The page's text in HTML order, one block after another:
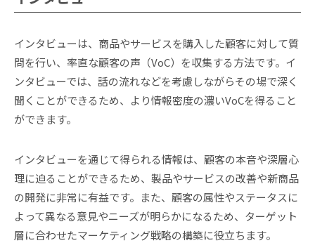
インタビューは、商品やサービスを購入した顧客に対して質
問を行い、率直な顧客の声（VoC）を収集する方法です。イ
ンタビューでは、話の流れなどを考慮しながらその場で深く
聞くことができるため、より情報密度の濃いVoCを得ること
ができます。
インタビューを通じて得られる情報は、顧客の本音や深層心
理に迫ることができるため、製品やサービスの改善や新商品
の開発に非常に有益です。また、顧客の属性やステータスに
よって異なる意見やニーズが明らかになるため、ターゲット
層に合わせたマーケティング戦略の構築に役立ちます。